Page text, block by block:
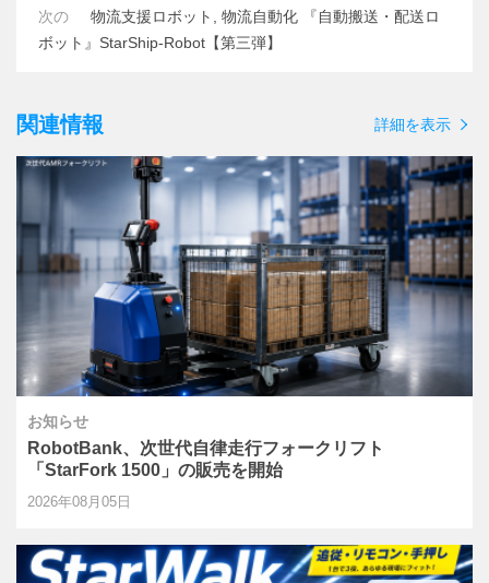
次の
物流支援ロボット, 物流自動化 『自動搬送・配送ロ
ボット』StarShip-Robot【第三弾】
関連情報 詳細を表示
お知らせ
RobotBank、次世代自律走行フォークリフト
「StarFork 1500」の販売を開始
2026年08月05日